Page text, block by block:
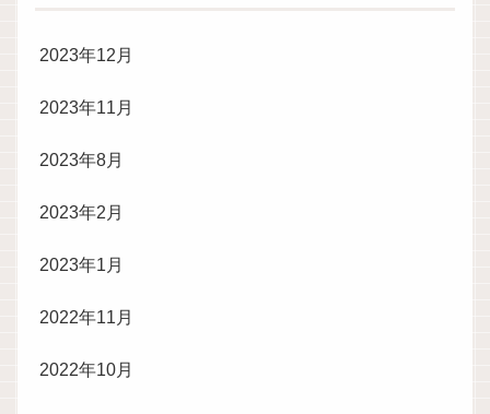
2023年12月
2023年11月
2023年8月
2023年2月
2023年1月
2022年11月
2022年10月